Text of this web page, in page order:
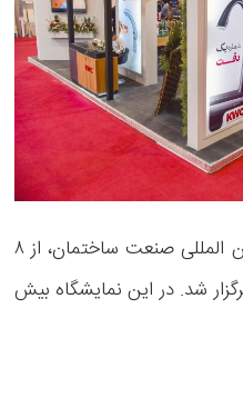
بیست و چهارمین نمایشگاه بین المللی صنعت ساختمان، از ۸
برگزار شد. در این نمایشگاه بیش